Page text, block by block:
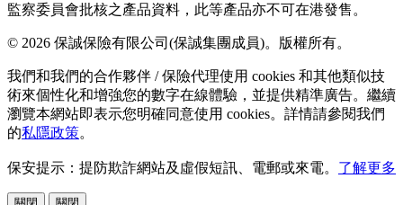
監察委員會批核之產品資料，此等產品亦不可在港發售。
© 2026 保誠保險有限公司(保誠集團成員)。版權所有。
我們和我們的合作夥伴 / 保險代理使用 cookies 和其他類似技
術來個性化和增強您的數字在線體驗，並提供精準廣告。繼續
瀏覽本網站即表示您明確同意使用 cookies。詳情請參閱我們
的私隱政策。
保安提示：提防欺詐網站及虛假短訊、電郵或來電。 了解更多